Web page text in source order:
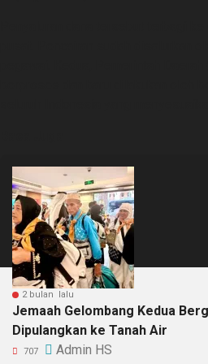
2 bulan lalu
Jemaah Gelombang Kedua
Dipulangkan ke Tanah Air
707 Admin HS